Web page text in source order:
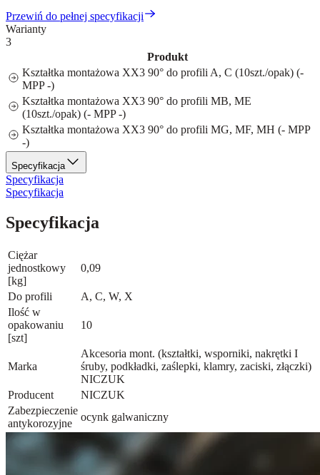
Przewiń do pełnej specyfikacji
Warianty
3
Produkt
Kształtka montażowa XX3 90° do profili A, C (10szt./opak) (-
MPP -)
Kształtka montażowa XX3 90° do profili MB, ME
(10szt./opak) (- MPP -)
Kształtka montażowa XX3 90° do profili MG, MF, MH (- MPP
-)
Specyfikacja
Specyfikacja
Specyfikacja
Specyfikacja
Ciężar
jednostkowy
[kg]
0,09
Do profili
A, C, W, X
Ilość w
opakowaniu
[szt]
10
Marka
Akcesoria mont. (kształtki, wsporniki, nakrętki I
śruby, podkładki, zaślepki, klamry, zaciski, złączki)
NICZUK
Producent
NICZUK
Zabezpieczenie
antykorozyjne
ocynk galwaniczny